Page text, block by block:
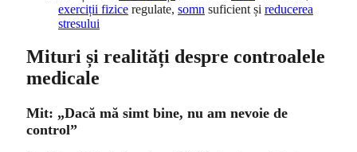
exerciții fizice regulate, somn suficient și reducerea
stresului
Mituri și realități despre controalele
medicale
Mit: „Dacă mă simt bine, nu am nevoie de
control”